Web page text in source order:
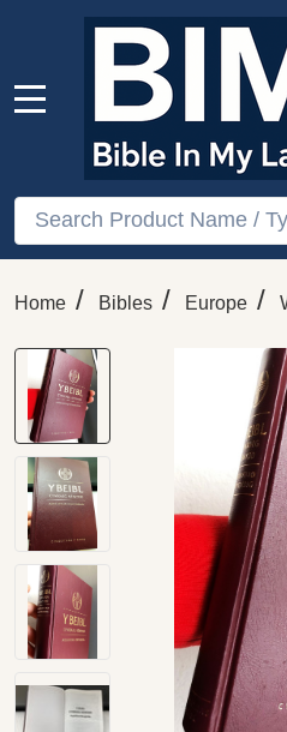
Search
Home / Bibles / Europe /